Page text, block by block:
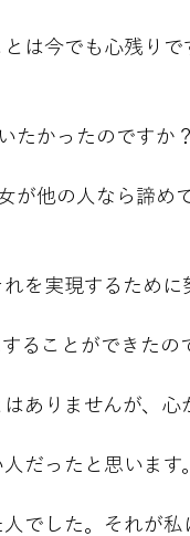
は今でも心残り
たかったのですか
が他の人なら諦め
を実現するために
ることができたの
ありませんが、
だったと思います
でした。それが